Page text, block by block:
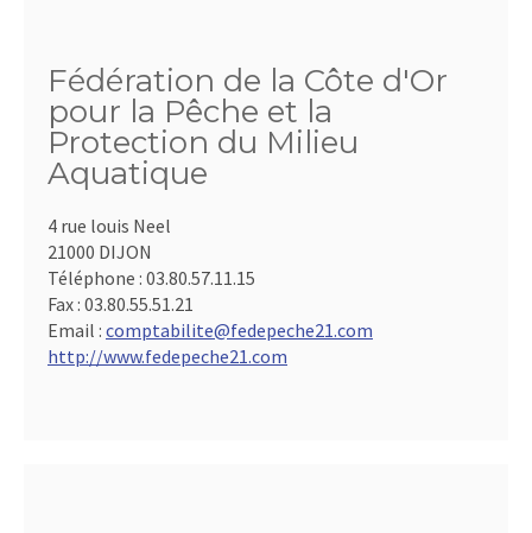
Fédération de la Côte d'Or
pour la Pêche et la
Protection du Milieu
Aquatique
4 rue louis Neel
21000 DIJON
Téléphone : 03.80.57.11.15
Fax : 03.80.55.51.21
Email : comptabilite@fedepeche21.com
http://www.fedepeche21.com